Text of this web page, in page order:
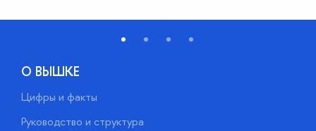
О ВЫШКЕ
Цифры и факты
Руководство и структура